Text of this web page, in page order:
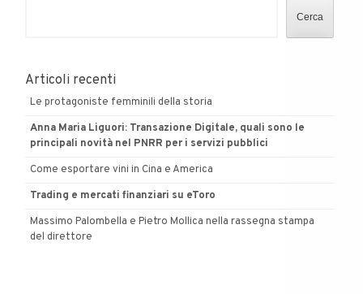
abbiamo
Cerca
Articoli recenti
Le protagoniste femminili della storia
Anna Maria Liguori: Transazione Digitale, quali sono le
principali novità nel PNRR per i servizi pubblici
Come esportare vini in Cina e America
Trading e mercati finanziari su eToro
Massimo Palombella e Pietro Mollica nella rassegna stampa
del direttore